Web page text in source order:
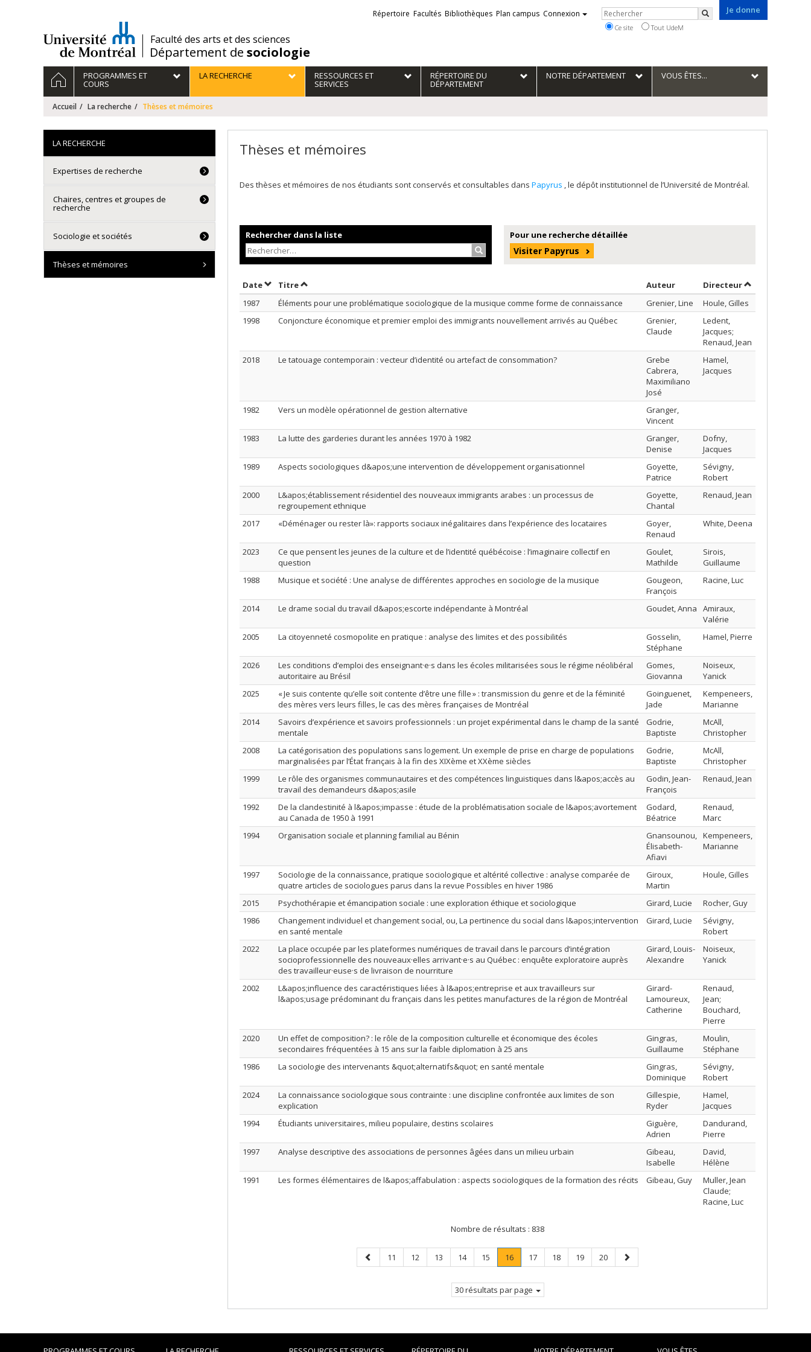
/Faculté des arts et des sciences
Département de sociologie
Je donne
Liens
externes
Répertoire Facultés Bibliothèques Plan campus Connexion Rechercher
Rechercher
Ce site Tout UdeM
Navigation
principale
ACCUEILPROGRAMMES ET
COURS
LA RECHERCHE RESSOURCES ET
SERVICES
RÉPERTOIRE DU
DÉPARTEMENT
NOTRE DÉPARTEMENT VOUS ÊTES...
Accueil La recherche Thèses et mémoires
Thèses et mémoires
Des thèses et mémoires de nos étudiants sont conservés et consultables dans Papyrus , le dépôt institutionnel de l’Université de Montréal.
Rechercher dans la liste
Rechercher…
Pour une recherche détaillée
Visiter Papyrus
DateTrier par date en ordre décroissant
TitreTrier par titre en ordre décroissant Auteur Trier par auteur en ordre
Directeurpar
1987
Éléments pour une problématique sociologique de la musique comme forme de connaissance Grenier, Line
Houle, Gilles
1998
Conjoncture économique et premier emploi des immigrants nouvellement arrivés au Québec
Grenier,
Claude
Ledent,
Jacques;
Renaud, Jean
2018
Le tatouage contemporain : vecteur d’identité ou artefact de consommation?
Grebe
Cabrera,
Maximiliano
José
Hamel,
Jacques
1982 Vers un modèle opérationnel de gestion alternative
Granger,
Vincent
1983
La lutte des garderies durant les années 1970 à 1982
Granger,
Denise
Dofny,
Jacques
1989
Aspects sociologiques d&apos;une intervention de développement organisationnel
Goyette,
Patrice
Sévigny,
Robert
2000
L&apos;établissement résidentiel des nouveaux immigrants arabes : un processus de
regroupement ethnique
Goyette,
Chantal
Renaud, Jean
2017 «Déménager ou rester là»: rapports sociaux inégalitaires dans l’expérience des locataires
Goyer,
Renaud
White, Deena
2023
Ce que pensent les jeunes de la culture et de l’identité québécoise : l’imaginaire collectif en
question
Goulet,
Mathilde
Sirois,
Guillaume
1988
Musique et société : Une analyse de différentes approches en sociologie de la musique
Gougeon,
François
Racine, Luc
2014 Le drame social du travail d&apos;escorte indépendante à Montréal Goudet, Anna
Amiraux,
Valérie
2005
La citoyenneté cosmopolite en pratique : analyse des limites et des possibilités
Gosselin,
Stéphane
Hamel, Pierre
2026
Les conditions d’emploi des enseignant·e·s dans les écoles militarisées sous le régime néolibéral
autoritaire au Brésil
Gomes,
Giovanna
Noiseux,
Yanick
2025
« Je suis contente qu’elle soit contente d’être une fille » : transmission du genre et de la féminité
des mères vers leurs filles, le cas des mères françaises de Montréal
Goinguenet,
Jade
Kempeneers,
Marianne
2014
Savoirs d’expérience et savoirs professionnels : un projet expérimental dans le champ de la santé
mentale
Godrie,
Baptiste
McAll,
Christopher
2008
La catégorisation des populations sans logement. Un exemple de prise en charge de populations
marginalisées par l’État français à la fin des XIXème et XXème siècles
Godrie,
Baptiste
McAll,
Christopher
1999
Le rôle des organismes communautaires et des compétences linguistiques dans l&apos;accès au
travail des demandeurs d&apos;asile
Godin, Jean-
François
Renaud, Jean
1992
De la clandestinité à l&apos;impasse : étude de la problématisation sociale de l&apos;avortement
au Canada de 1950 à 1991
Godard,
Béatrice
Renaud,
Marc
1994
Organisation sociale et planning familial au Bénin
Gnansounou,
Élisabeth-
Afiavi
Kempeneers,
Marianne
1997
Sociologie de la connaissance, pratique sociologique et altérité collective : analyse comparée de
quatre articles de sociologues parus dans la revue Possibles en hiver 1986
Giroux,
Martin
Houle, Gilles
2015 Psychothérapie et émancipation sociale : une exploration éthique et sociologique Girard, Lucie
Rocher, Guy
1986
Changement individuel et changement social, ou, La pertinence du social dans l&apos;intervention
en santé mentale
Girard, Lucie
Sévigny,
Robert
2022
La place occupée par les plateformes numériques de travail dans le parcours d’intégration
socioprofessionnelle des nouveaux·elles arrivant·e·s au Québec : enquête exploratoire auprès
des travailleur·euse·s de livraison de nourriture
Girard, Louis-
Alexandre
Noiseux,
Yanick
2002
L&apos;influence des caractéristiques liées à l&apos;entreprise et aux travailleurs sur
l&apos;usage prédominant du français dans les petites manufactures de la région de Montréal
Girard-
Lamoureux,
Catherine
Renaud,
Jean;
Bouchard,
Pierre
2020
Un effet de composition? : le rôle de la composition culturelle et économique des écoles
secondaires fréquentées à 15 ans sur la faible diplomation à 25 ans
Gingras,
Guillaume
Moulin,
Stéphane
1986
La sociologie des intervenants &quot;alternatifs&quot; en santé mentale
Gingras,
Dominique
Sévigny,
Robert
2024
La connaissance sociologique sous contrainte : une discipline confrontée aux limites de son
explication
Gillespie,
Ryder
Hamel,
Jacques
1994
Étudiants universitaires, milieu populaire, destins scolaires
Giguère,
Adrien
Dandurand,
Pierre
1997
Analyse descriptive des associations de personnes âgées dans un milieu urbain
Gibeau,
Isabelle
David,
Hélène
1991
Les formes élémentaires de l&apos;affabulation : aspects sociologiques de la formation des récits Gibeau, Guy
Muller, Jean
Claude;
Racine, Luc
Nombre de résultats : 838
Page
précédente
Page
11 Page
12 Page
13 Page
14 Page
15 Page
16.
Page
Page
17 Page
18 Page
19 Page
20
Page
suivante
30 résultats par page
LA RECHERCHE
Expertises de recherche
Chaires, centres et groupes de
recherche
Sociologie et sociétés
Thèses et mémoires